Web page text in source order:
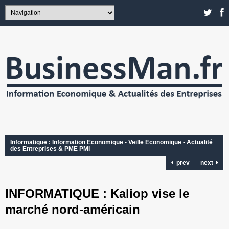
Informatique : Information Economique - Veille Economique - Actualité
des Entreprises & PME PMI
prev
next
INFORMATIQUE : Kaliop vise le
marché nord-américain